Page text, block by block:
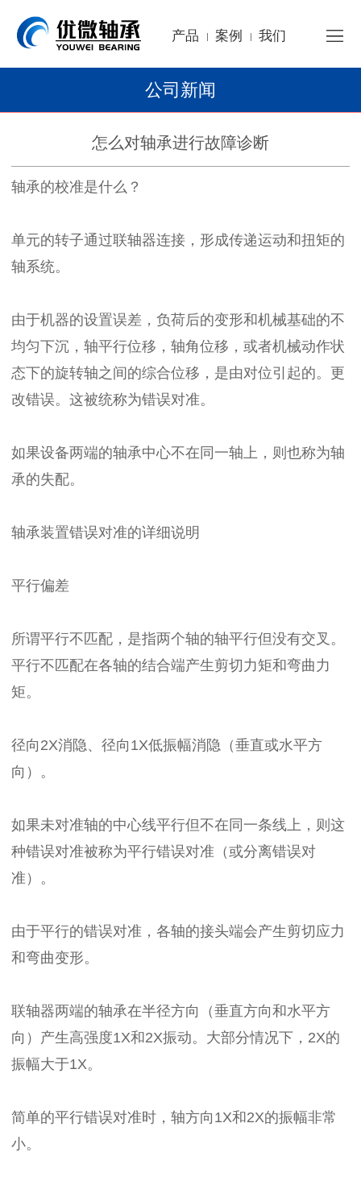
产品 | 案例 | 我们
公司新闻
怎么对轴承进行故障诊断
轴承的校准是什么？
单元的转子通过联轴器连接，形成传递运动和扭矩的
轴系统。
由于机器的设置误差，负荷后的变形和机械基础的不
均匀下沉，轴平行位移，轴角位移，或者机械动作状
态下的旋转轴之间的综合位移，是由对位引起的。更
改错误。这被统称为错误对准。
如果设备两端的轴承中心不在同一轴上，则也称为轴
承的失配。
轴承装置错误对准的详细说明
平行偏差
所谓平行不匹配，是指两个轴的轴平行但没有交叉。
平行不匹配在各轴的结合端产生剪切力矩和弯曲力
矩。
径向2X消隐、径向1X低振幅消隐（垂直或水平方
向）。
如果未对准轴的中心线平行但不在同一条线上，则这
种错误对准被称为平行错误对准（或分离错误对
准）。
由于平行的错误对准，各轴的接头端会产生剪切应力
和弯曲变形。
联轴器两端的轴承在半径方向（垂直方向和水平方
向）产生高强度1X和2X振动。大部分情况下，2X的
振幅大于1X。
简单的平行错误对准时，轴方向1X和2X的振幅非常
小。